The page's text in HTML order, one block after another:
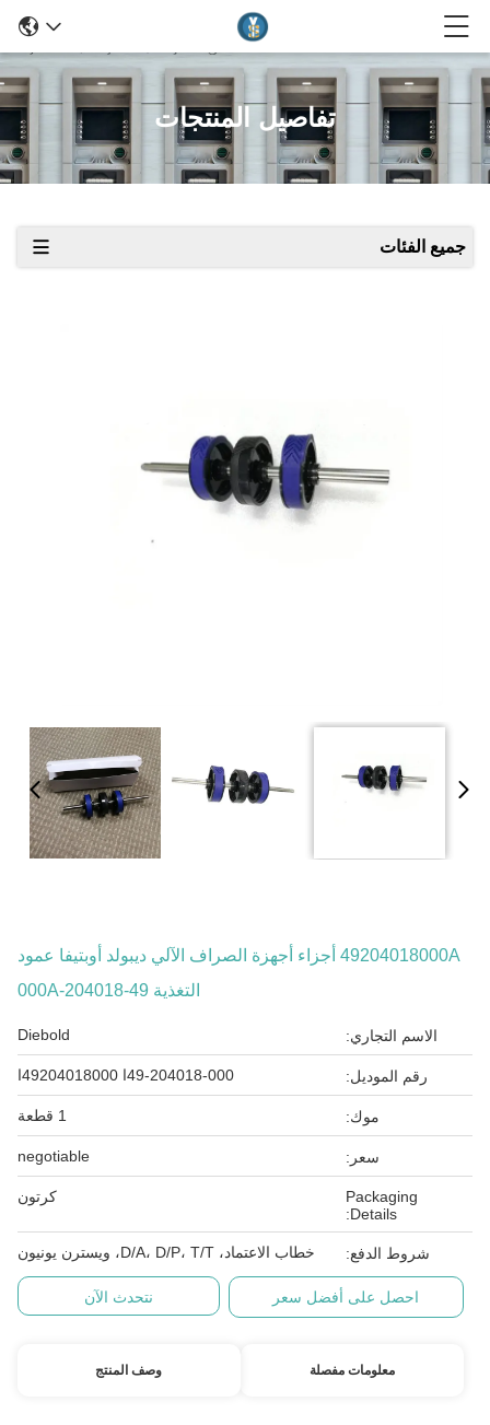
تفاصيل المنتجات
جميع الفئات
49204018000A أجزاء أجهزة الصراف الآلي ديبولد أوبتيفا عمود
التغذية 49-204018-000A
الاسم التجاري: Diebold
رقم الموديل: 49-204018-000ا 49204018000ا
موك: 1 قطعة
سعر: negotiable
Packaging
Details:
كرتون
شروط الدفع: خطاب الاعتماد، D/A، D/P، T/T، ويسترن يونيون
احصل على أفضل سعر نتحدث الآن
معلومات مفصلة وصف المنتج